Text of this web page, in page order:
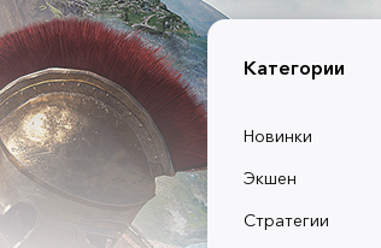
Категории
Новинки
Экшен
Стратегии